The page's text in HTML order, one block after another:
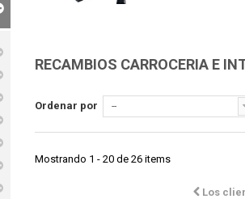
RECAMBIOS CARROCERIA E
Ordenar por --
Los
Mostrando 1 - 20 de 26 items
Vista rápida